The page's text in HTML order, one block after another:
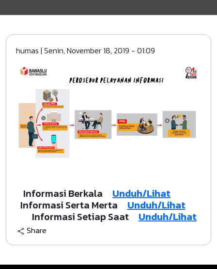
humas | Senin, November 18, 2019 - 01:09
Informasi Berkala Unduh/Lihat
Informasi Serta MertaUnduh/Lihat
Informasi Setiap Saat Unduh/Lihat
Share